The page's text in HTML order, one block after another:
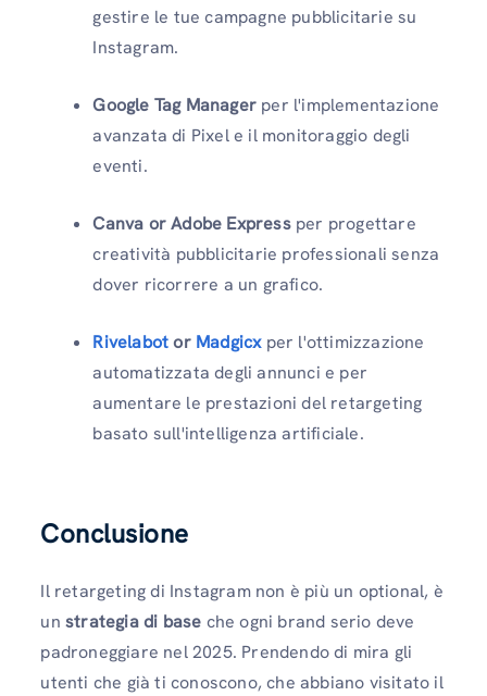
gestire le tue campagne pubblicitarie su
Instagram.
Google Tag Manager per l'implementazione
avanzata di Pixel e il monitoraggio degli
eventi.
Canva or Adobe Expressper progettare
creatività pubblicitarie professionali senza
dover ricorrere a un grafico.
Rivelabotor Madgicxper l'ottimizzazione
automatizzata degli annunci e per
aumentare le prestazioni del retargeting
basato sull'intelligenza artificiale.
Conclusione
Il retargeting di Instagram non è più un optional, è
un strategia di base che ogni brand serio deve
padroneggiare nel 2025. Prendendo di mira gli
utenti che già ti conoscono, che abbiano visitato il